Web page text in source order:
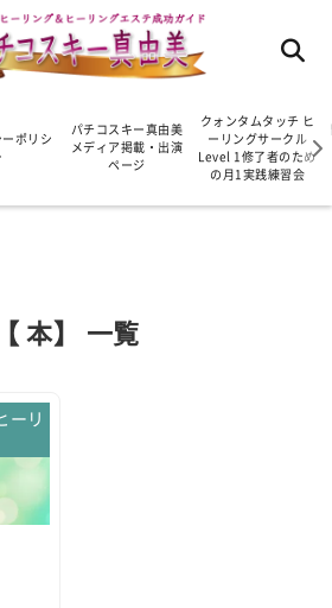
ポリシ
パチコスキー真由美
メディア掲載・出演
ページ
クォンタムタッチ ヒ
ーリングサークル
Level 1修了者のため
の月1実践練習会
【 本】 一覧
ーリ